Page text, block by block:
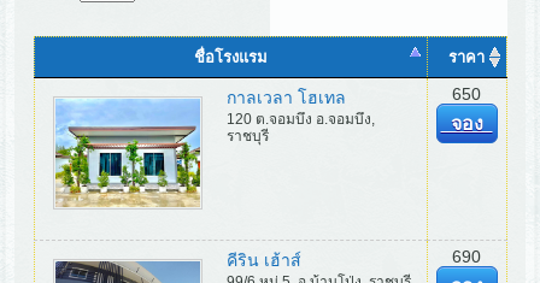
ชื่อโรงแรม ราคา
กาลเวลา โฮเทล
120 ต.จอมบึง อ.จอมบึง,
ราชบุรี
650
จอง
คีริน เฮ้าส์ 690